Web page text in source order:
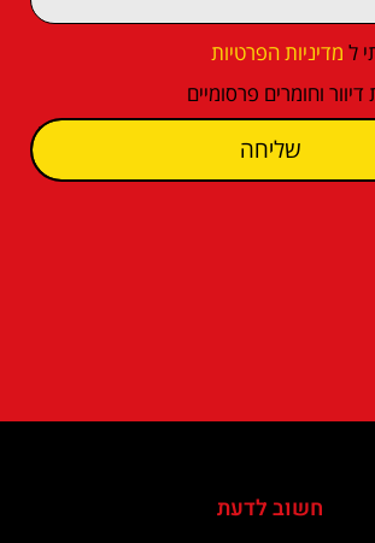
ל מדיניות הפרטיות
וחומרים פרסומיים
שליחה
חשוב לדעת